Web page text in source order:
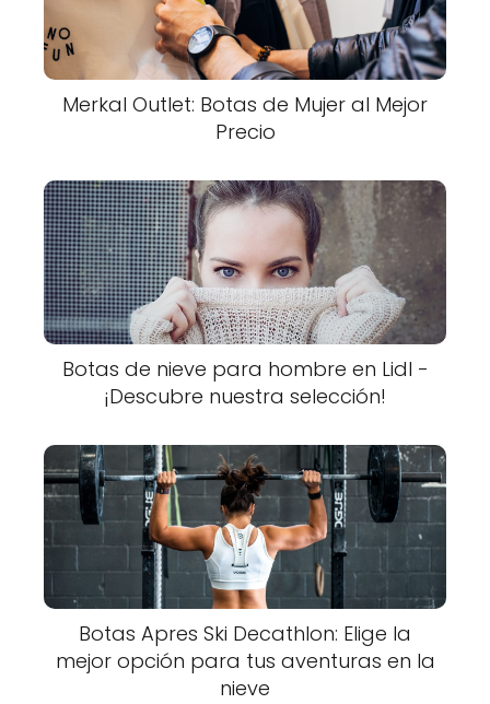
Merkal Outlet: Botas de Mujer al Mejor
Precio
Botas de nieve para hombre en Lidl -
¡Descubre nuestra selección!
Botas Apres Ski Decathlon: Elige la
mejor opción para tus aventuras en la
nieve